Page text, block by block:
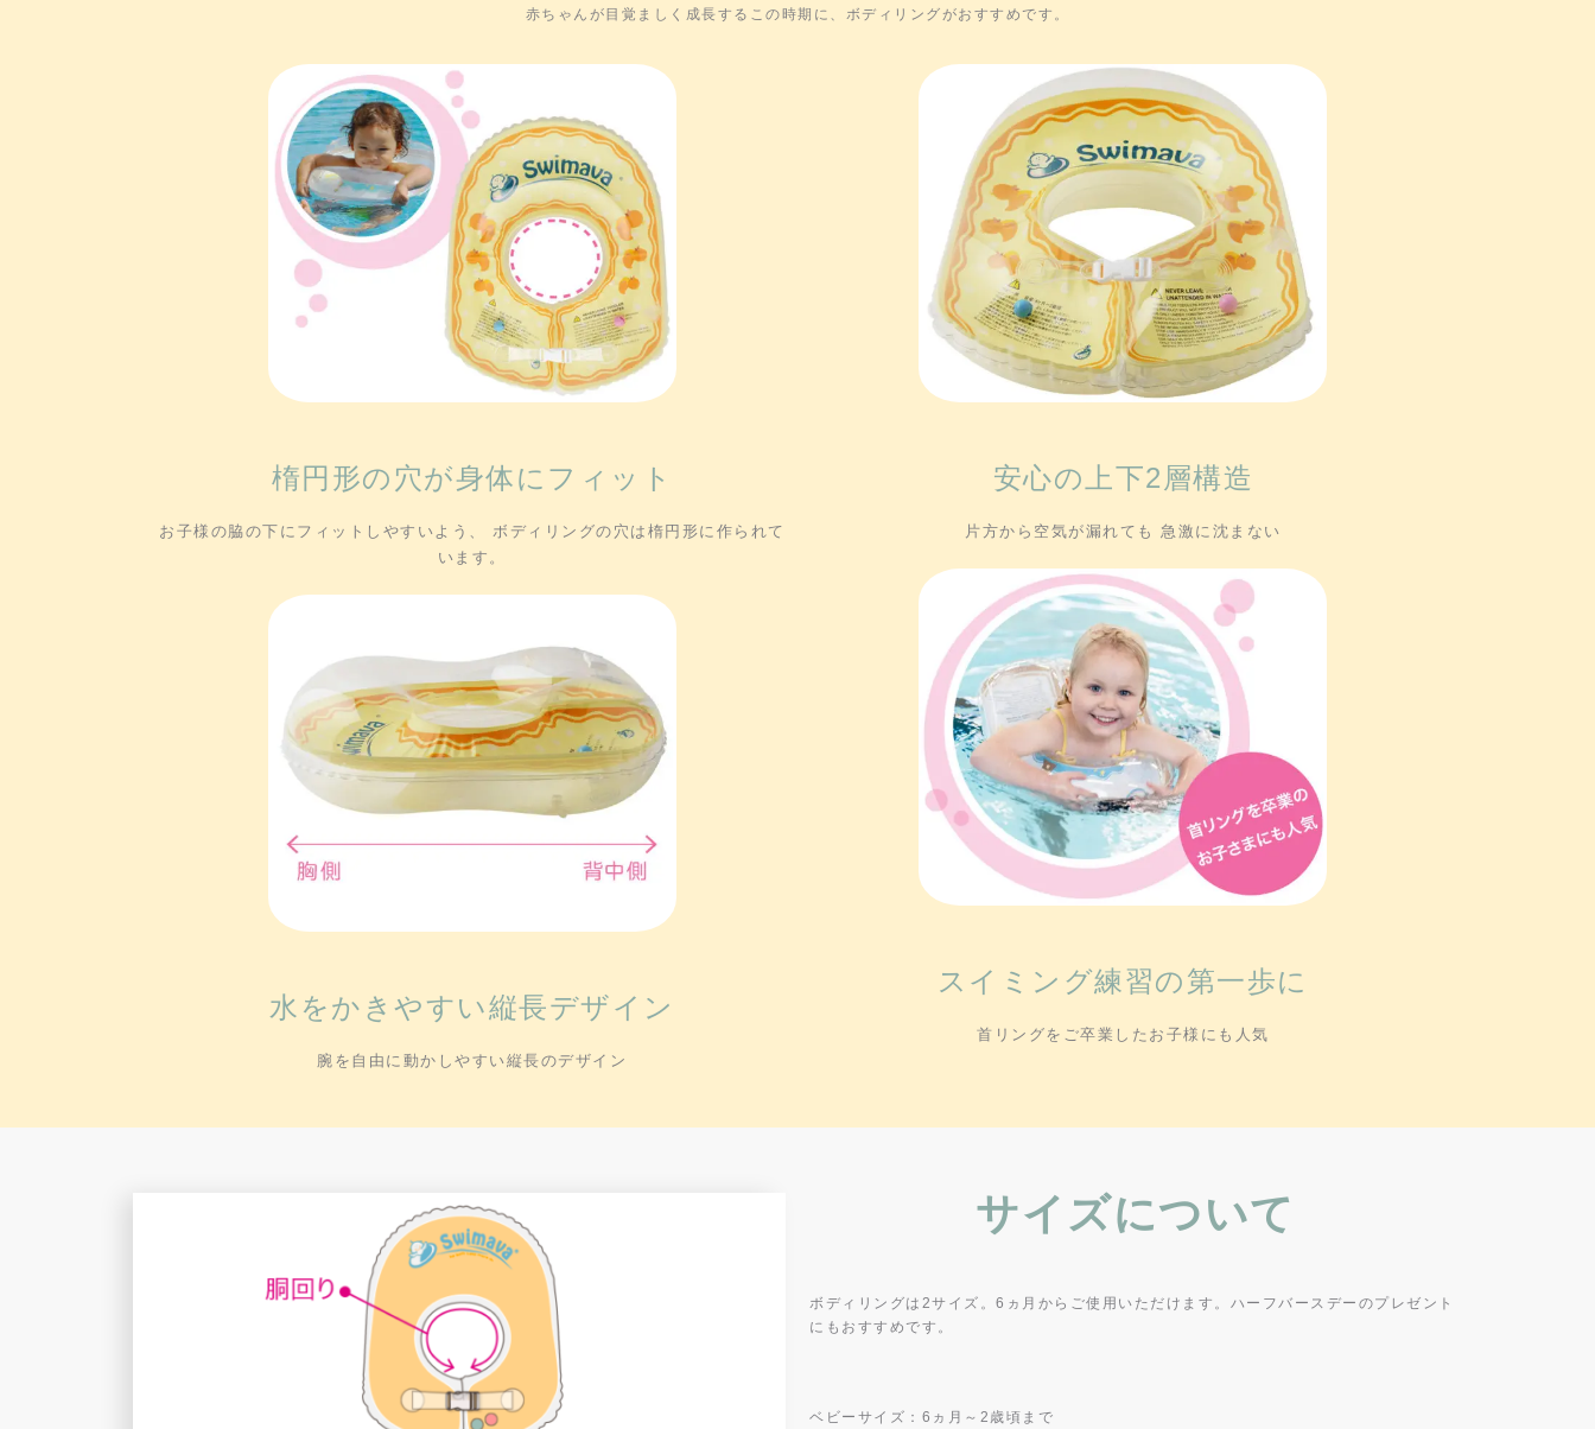
赤ちゃんが目覚ましく成長するこの時期に、ボディリングがおすすめです。
楕円形の穴が身体にフィット
お子様の脇の下にフィットしやすいよう、 ボディリングの穴は楕円形に作られて
います。
水をかきやすい縦長デザイン
腕を自由に動かしやすい縦長のデザイン
安心の上下2層構造
片方から空気が漏れても 急激に沈まない
スイミング練習の第一歩に
首リングをご卒業したお子様にも人気
サイズについて
ボディリングは2サイズ。6ヵ月からご使用いただけます。ハーフバースデーのプレゼント
にもおすすめです。
ベビーサイズ：6ヵ月～2歳頃まで